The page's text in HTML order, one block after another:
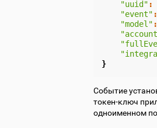
"uuid" :
"event" :
"model" :
}
Cобытие
токен-ключ
одноименном